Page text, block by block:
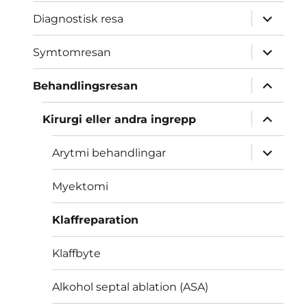
Diagnostisk resa
Symtomresan
Behandlingsresan
Kirurgi eller andra ingrepp
Arytmi behandlingar
Myektomi
Klaffreparation
Klaffbyte
Alkohol septal ablation (ASA)